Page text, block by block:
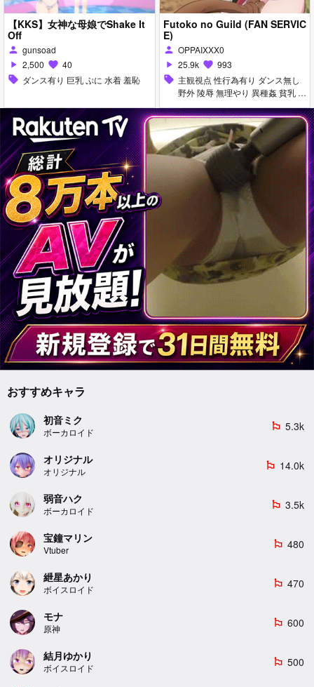
【KKS】女神な母娘でShake It
Off
person gunsoad
play_arrow 2,500 favorite 40
sell ダンス有り 巨乳 ぷに 水着 羞恥
Futoko no Guild (FAN SERVIC
E)
person OPPAIXXX0
play_arrow 25.9k favorite 993
sell 主観視点 性行為有り ダンス無し
野外 陵辱 無理やり 異種姦 貧乳 ぷ
に イラマチオ 獣姦 羞恥 触手 フェ
ラ
おすすめキャラ
初音ミク
ボーカロイド
emoji_flags 5.3k
オリジナル
オリジナル
emoji_flags 14.0k
弱音ハク
ボーカロイド
emoji_flags 3.5k
宝鐘マリン
Vtuber
emoji_flags 480
紲星あかり
ボイスロイド
emoji_flags 470
モナ
原神
emoji_flags 600
結月ゆかり
ボイスロイド
emoji_flags 500